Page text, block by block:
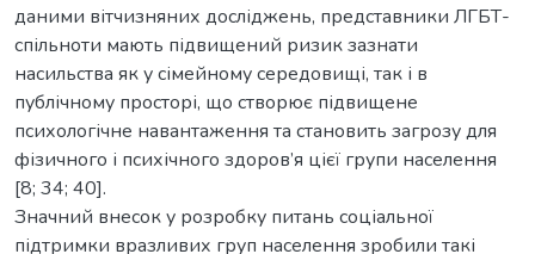
даними вітчизняних досліджень, представники ЛГБТ-
спільноти мають підвищений ризик зазнати
насильства як у сімейному середовищі, так і в
публічному просторі, що створює підвищене
психологічне навантаження та становить загрозу для
фізичного і психічного здоров’я цієї групи населення
[8; 34; 40].
Значний внесок у розробку питань соціальної
підтримки вразливих груп населення зробили такі